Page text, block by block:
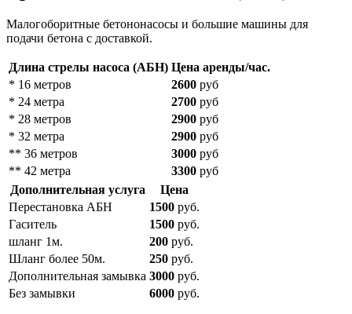
Малогоборитные бетононасосы и большие машины для
подачи бетона с доставкой.
Длина стрелы насоса (АБН) Цена аренды/час.
* 16 метров
2600 руб
* 24 метра
2700 руб
* 28 метров
2900 руб
* 32 метра
2900 руб
** 36 метров
3000 руб
** 42 метра
3300 руб
Дополнительная услуга
Цена
Перестановка АБН
1500 руб.
Гаситель
1500 руб.
шланг 1м.
200 руб.
Шланг более 50м.
250 руб.
Дополнительная замывка 3000 руб.
Без замывки
6000 руб.